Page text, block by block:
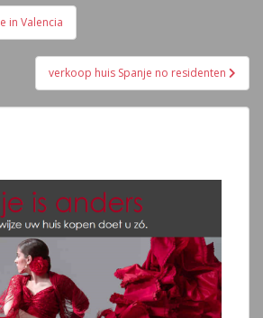
in Valencia
verkoop huis Spanje no residenten